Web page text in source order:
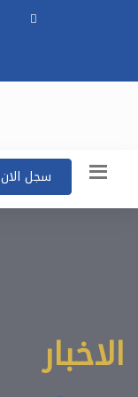
سجل الان
الاخبار